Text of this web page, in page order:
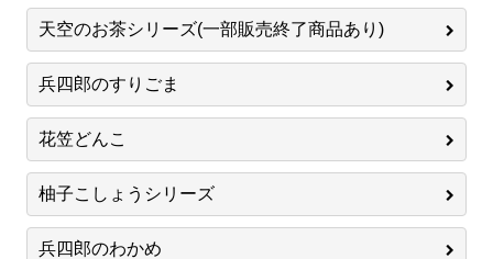
天空のお茶シリーズ(一部販売終了商品あり)
兵四郎のすりごま
花笠どんこ
柚子こしょうシリーズ
兵四郎のわかめ